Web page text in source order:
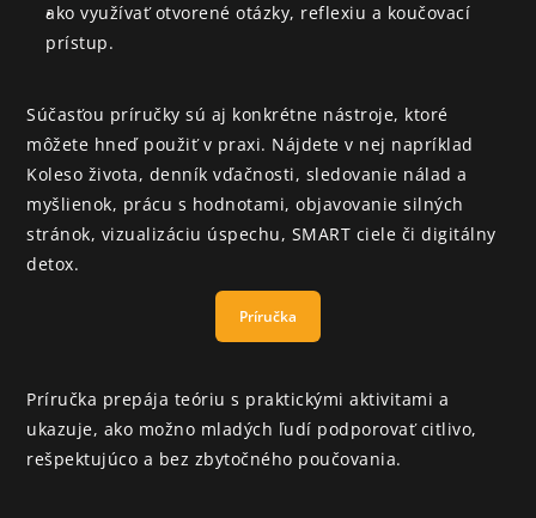
Aktuálne Vysielame
Projekty
EduKnižnica
O nás
Kontakt
ako využívať otvorené otázky, reflexiu a koučovací
prístup.
Súčasťou príručky sú aj konkrétne nástroje, ktoré
môžete hneď použiť v praxi. Nájdete v nej napríklad
Koleso života, denník vďačnosti, sledovanie nálad a
myšlienok, prácu s hodnotami, objavovanie silných
stránok, vizualizáciu úspechu, SMART ciele či digitálny
detox.
Príručka
Príručka prepája teóriu s praktickými aktivitami a
ukazuje, ako možno mladých ľudí podporovať citlivo,
rešpektujúco a bez zbytočného poučovania.